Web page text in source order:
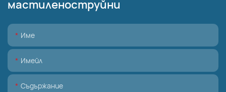
мастиленоструйни
Име
Имейл
Съдържание